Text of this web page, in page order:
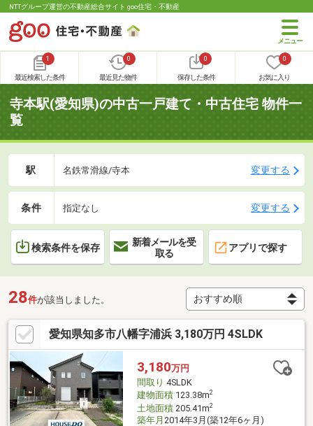
NTTグループ運営の不動産総合サイト goo住宅・不動産
1
最近検索した条件
0
最近見た物件
0
保存した条件
0
お気に入り
寺本駅(愛知県)の中古一戸建て・中古住宅 物件一
覧
駅 名鉄常滑線/寺本 変更する
条件 指定なし 変更する
検索条件を保存
新着メールを受
取る
アプリで探す
28件が該当しました。
愛知県知多市八幡字浦浜 3,180万円 4SLDK
3,180万円
間取り 4SLDK
建物面積123.38m2
土地面積205.41m2
築年月 2014年3月(築12年6ヶ月)